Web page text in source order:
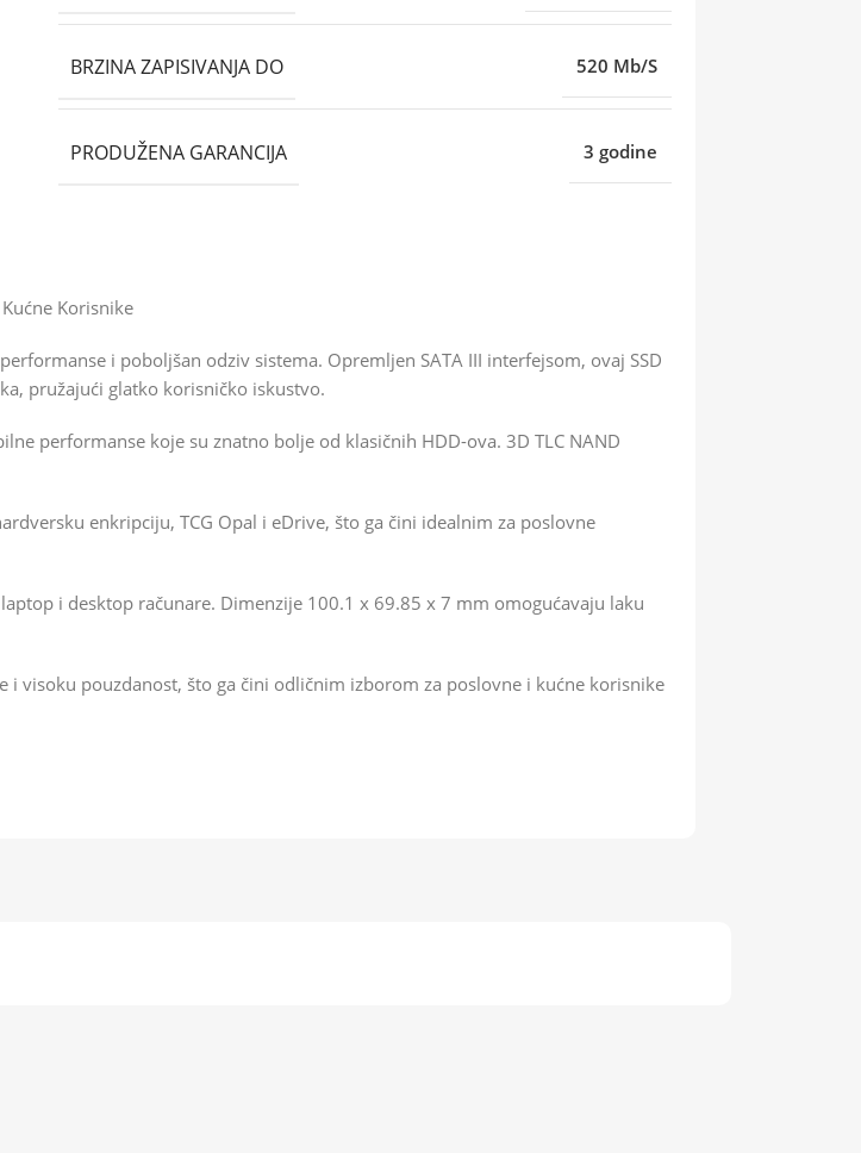
BRZINA ZAPISIVANJA DO 520 Mb/S
PRODUŽENA GARANCIJA 3 godine
Korisnike
i poboljšan odziv sistema. Opremljen SATA III interfejsom, ovaj SSD
pružajući glatko korisničko iskustvo.
performanse koje su znatno bolje od klasičnih HDD-ova. 3D TLC NAND
enkripciju, TCG Opal i eDrive, što ga čini idealnim za poslovne
i desktop računare. Dimenzije 100.1 x 69.85 x 7 mm omogućavaju laku
i visoku pouzdanost, što ga čini odličnim izborom za poslovne i kućne korisnike